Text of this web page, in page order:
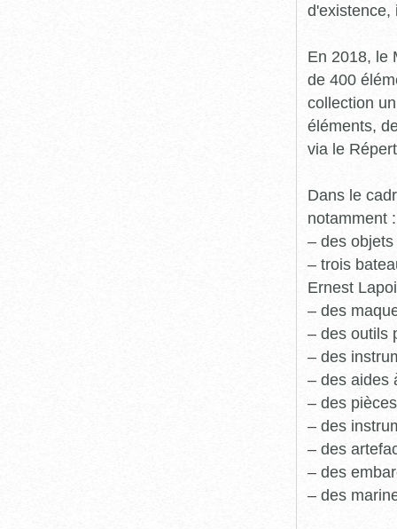
d'existence,
En 2018, le
de 400
collection
éléments,
via le
Dans le
notamment :
– des
– trois
Ernest
– des
– des outils
– des
– des aides
– des
– des
– des
– des
– des